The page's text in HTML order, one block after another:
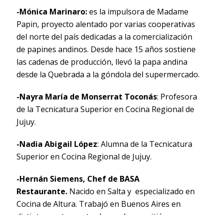
-Mónica Marinaro:es la impulsora de Madame
Papin, proyecto alentado por varias cooperativas
del norte del país dedicadas a la comercialización
de papines andinos. Desde hace 15 años sostiene
las cadenas de producción, llevó la papa andina
desde la Quebrada a la góndola del supermercado.
-Nayra María de Monserrat Toconás: Profesora
de la Tecnicatura Superior en Cocina Regional de
Jujuy.
-Nadia Abigail López: Alumna de la Tecnicatura
Superior en Cocina Regional de Jujuy.
-Hernán Siemens, Chef de BASA
Restaurante.Nacido en Salta y especializado en
Cocina de Altura. Trabajó en Buenos Aires en